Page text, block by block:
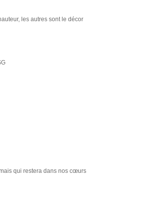
les autres sont le décor
qui restera dans nos cœurs